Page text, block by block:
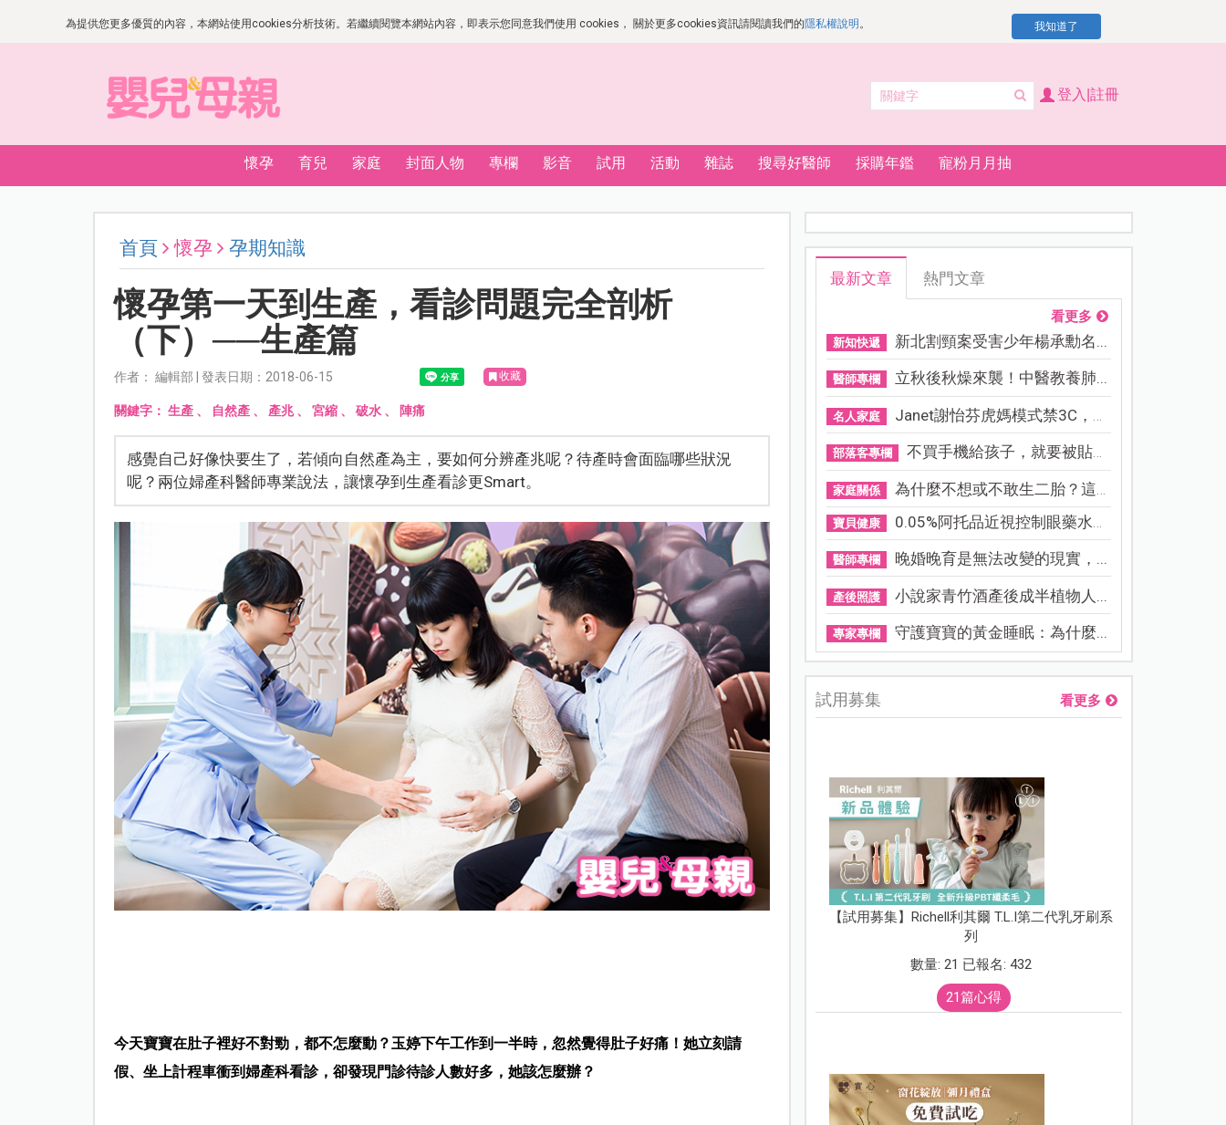
為提供您更多優質的內容，本網站使用cookies分析技術。若繼續閱覽本網站內容，即表示您同意我們使用 cookies， 關於更多cookies資訊請閱讀我們的隱私權說明 。 我知道了
登入|註冊
懷孕 育兒 家庭 封面人物 專欄 影音 試用 活動 雜誌 搜尋好醫師 採購年鑑 寵粉月月抽
首頁 懷孕 孕期知識
懷孕第一天到生產，看診問題完全剖析
（下）──生產篇
作者： 編輯部 | 發表日期：2018-06-15 收藏
關鍵字： 生產、 自然產、 產兆、 宮縮、 破水、 陣痛
感覺自己好像快要生了，若傾向自然產為主，要如何分辨產兆呢？待產時會面臨哪些狀況
呢？兩位婦產科醫師專業說法，讓懷孕到生產看診更Smart。
今天寶寶在肚子裡好不對勁，都不怎麼動？玉婷下午工作到一半時，忽然覺得肚子好痛！她立刻請
假、坐上計程車衝到婦產科看診，卻發現門診待診人數好多，她該怎麼辦？
最新文章 熱門文章
看更多
新知快遞 新北割頸案受害少年楊承勳名...
醫師專欄 立秋後秋燥來襲！中醫教養肺...
名人家庭 Janet謝怡芬虎媽模式禁3C，看...
部落客專欄 不買手機給孩子，就要被貼「...
家庭關係 為什麼不想或不敢生二胎？這8...
寶貝健康 0.05%阿托品近視控制眼藥水納...
醫師專欄 晚婚晚育是無法改變的現實，...
產後照護 小說家青竹酒產後成半植物人...
專家專欄 守護寶寶的黃金睡眠：為什麼...
試用募集 看更多
【試用募集】Richell利其爾 T.L.I第二代乳牙刷系
列
數量: 21 已報名: 432
21篇心得